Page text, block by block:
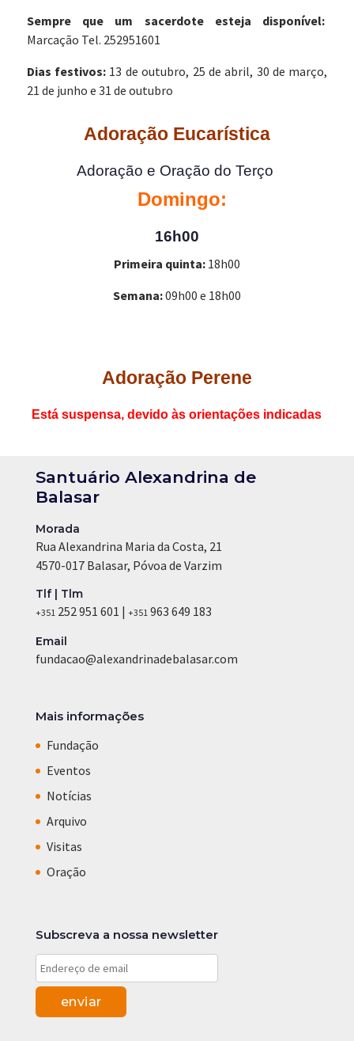
Sempre que um sacerdote esteja disponível:
Marcação Tel. 252951601
Dias festivos:13 de outubro, 25 de abril, 30 de março,
21 de junho e 31 de outubro
Adoração Eucarística
Adoração e Oração do Terço
Domingo:
16h00
Primeira quinta:18h00
Semana:09h00 e 18h00
Adoração Perene
Está suspensa, devido às orientações indicadas
Santuário Alexandrina de
Balasar
Morada
Rua Alexandrina Maria da Costa, 21
4570-017 Balasar, Póvoa de Varzim
Tlf | Tlm
+351252 951 601 | +351963 649 183
Email
fundacao@alexandrinadebalasar.com
Mais informações
Fundação
Eventos
Notícias
Arquivo
Visitas
Oração
Subscreva a nossa newsletter